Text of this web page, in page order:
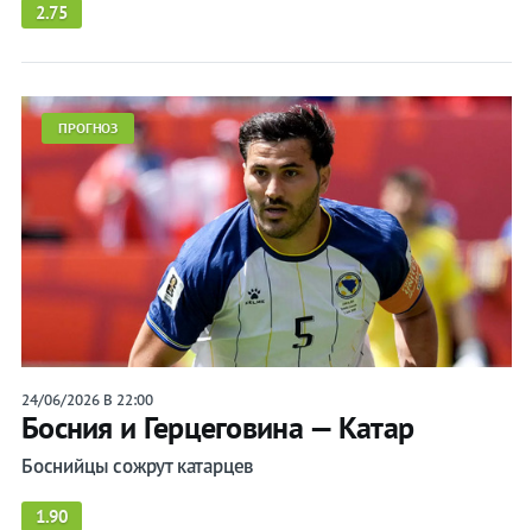
2.75
ПРОГНОЗ
24/06/2026 В 22:00
Босния и Герцеговина — Катар
Боснийцы сожрут катарцев
1.90